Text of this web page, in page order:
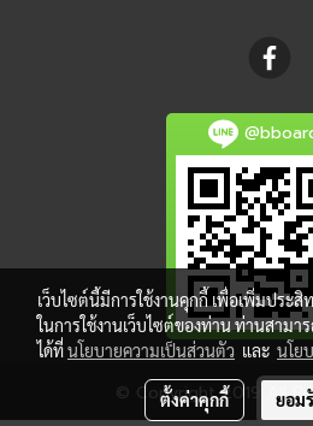
© Copyright 2019 All
เว็บไซต์นี้มีการใช้งานคุกกี้ เพื่อเพิ่มปร
ในการใช้งานเว็บไซต์ของท่าน ท่านสามา
ได้ที่นโยบายความเป็นส่วนตัว และ นโย
ตั้งค่าคุกกี้ ยอม